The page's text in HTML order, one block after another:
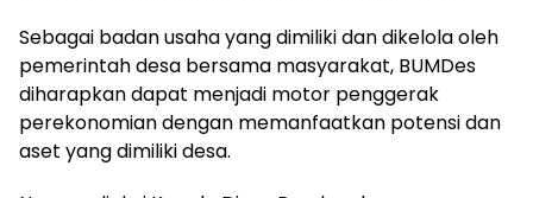
Sebagai badan usaha yang dimiliki dan dikelola oleh
pemerintah desa bersama masyarakat, BUMDes
diharapkan dapat menjadi motor penggerak
perekonomian dengan memanfaatkan potensi dan
aset yang dimiliki desa.